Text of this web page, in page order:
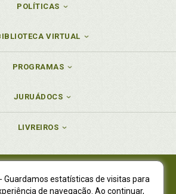
POLÍTICAS
VIRTUAL
PROGRAMAS
JURUÁDOCS
LIVREIROS
Ltda., CNPJ 77.535.508/0001-19
- Guardamos estatísticas de visitas para
de navegação. Ao continuar,